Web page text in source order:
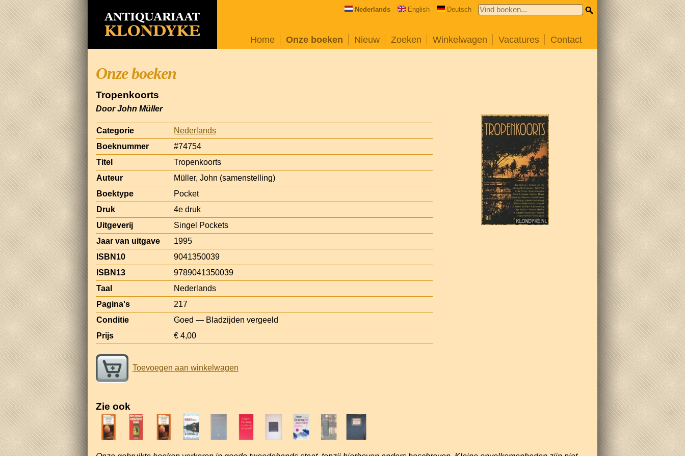
Nederlands English Deutsch
Home Onze boeken Nieuw Zoeken Winkelwagen Vacatures Contact
Onze boeken
Tropenkoorts
Door John Müller
Categorie
Nederlands
Boeknummer
#74754
Titel
Tropenkoorts
Auteur
Müller, John (samenstelling)
Boektype
Pocket
Druk
4e druk
Uitgeverij
Singel Pockets
Jaar van uitgave
1995
ISBN10
9041350039
ISBN13
9789041350039
Taal
Nederlands
Pagina's
217
Conditie
Goed — Bladzijden vergeeld
Prijs
€ 4,00
Toevoegen aan winkelwagen
Zie ook